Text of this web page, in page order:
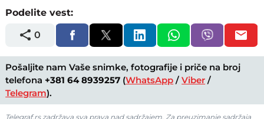
Podelite vest:
0
Pošaljite nam Vaše snimke, fotografije i priče na broj
telefona +381 64 8939257 (WhatsApp /Viber /
Telegram).
Telegraf.rs zadržava sva prava nad sadržajem. Za preuzimanje sadržaja